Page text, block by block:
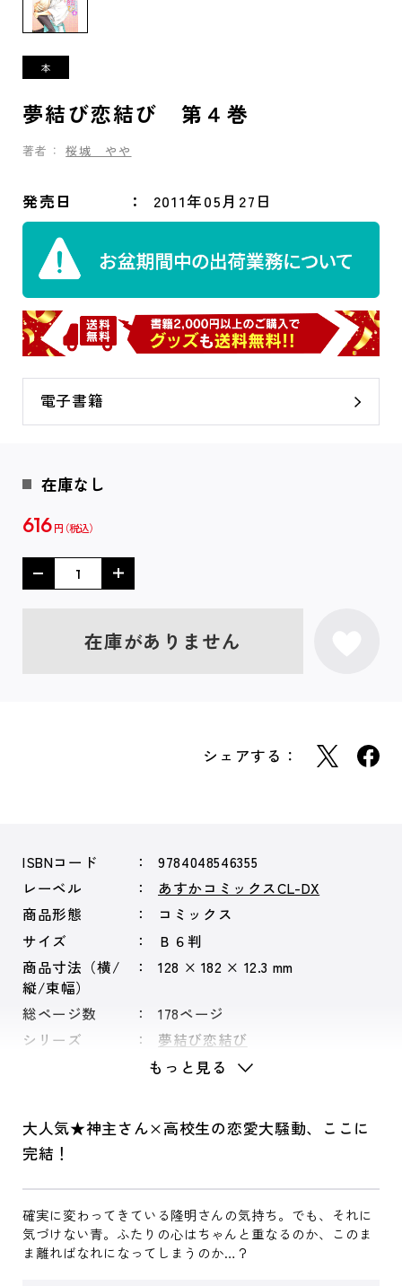
夢結び恋結び 第４巻
著者： 桜城 やや
発売日 2011年05月27日
電子書籍
在庫なし
616 円
在庫がありません
シェアする：
ISBNコード
9784048546355
レーベル
あすかコミックスCL-DX
商品形態
コミックス
サイズ
Ｂ６判
商品寸法（横/
縦/束幅）
128 × 182 × 12.3 mm
総ページ数
178ページ
シリーズ
夢結び恋結び
もっと見る
大人気★神主さん×高校生の恋愛大騒動、ここに
完結！
確実に変わってきている隆明さんの気持ち。でも、それに
気づけない青。ふたりの心はちゃんと重なるのか、このま
ま離ればなれになってしまうのか…？